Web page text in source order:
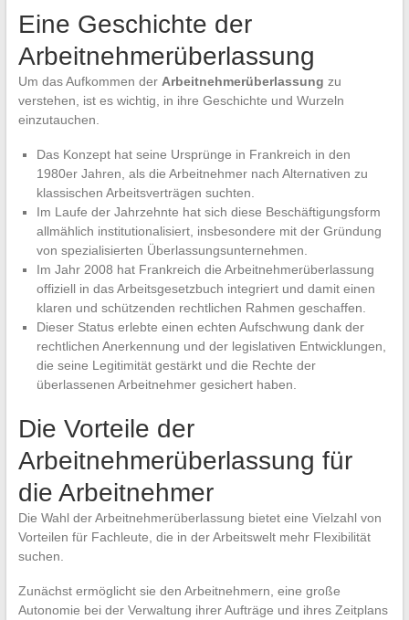
Eine Geschichte der
Arbeitnehmerüberlassung
Um das Aufkommen der Arbeitnehmerüberlassung zu
verstehen, ist es wichtig, in ihre Geschichte und Wurzeln
einzutauchen.
Das Konzept hat seine Ursprünge in Frankreich in den
1980er Jahren, als die Arbeitnehmer nach Alternativen zu
klassischen Arbeitsverträgen suchten.
Im Laufe der Jahrzehnte hat sich diese Beschäftigungsform
allmählich institutionalisiert, insbesondere mit der Gründung
von spezialisierten Überlassungsunternehmen.
Im Jahr 2008 hat Frankreich die Arbeitnehmerüberlassung
offiziell in das Arbeitsgesetzbuch integriert und damit einen
klaren und schützenden rechtlichen Rahmen geschaffen.
Dieser Status erlebte einen echten Aufschwung dank der
rechtlichen Anerkennung und der legislativen Entwicklungen,
die seine Legitimität gestärkt und die Rechte der
überlassenen Arbeitnehmer gesichert haben.
Die Vorteile der
Arbeitnehmerüberlassung für
die Arbeitnehmer
Die Wahl der Arbeitnehmerüberlassung bietet eine Vielzahl von
Vorteilen für Fachleute, die in der Arbeitswelt mehr Flexibilität
suchen.
Zunächst ermöglicht sie den Arbeitnehmern, eine große
Autonomie bei der Verwaltung ihrer Aufträge und ihres Zeitplans